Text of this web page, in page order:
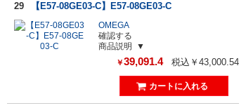
29 【E57-08GE03-C】E57-08GE03-C
OMEGA
確認する
商品説明
￥39,091.4 税込￥43,000.54